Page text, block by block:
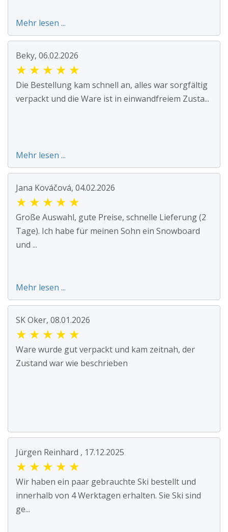
Mehr lesen ...
Beky, 06.02.2026
★ ★ ★ ★ ★
Die Bestellung kam schnell an, alles war sorgfältig
verpackt und die Ware ist in einwandfreiem Zusta...
Mehr lesen ...
Jana Kováčová, 04.02.2026
★ ★ ★ ★ ★
Große Auswahl, gute Preise, schnelle Lieferung (2
Tage). Ich habe für meinen Sohn ein Snowboard
und ...
Mehr lesen ...
SK Oker, 08.01.2026
★ ★ ★ ★ ★
Ware wurde gut verpackt und kam zeitnah, der
Zustand war wie beschrieben
Jürgen Reinhard , 17.12.2025
★ ★ ★ ★ ★
Wir haben ein paar gebrauchte Ski bestellt und
innerhalb von 4 Werktagen erhalten. Sie Ski sind
ge...